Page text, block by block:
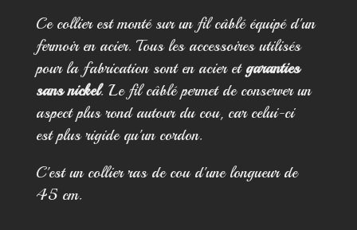
Ce collier est monté sur un fil câblé équipé d'un
fermoir en acier. Tous les accessoires utilisés
pour la fabrication sont en acier et garanties
sans nickel. Le fil câblé permet de conserver un
aspect plus rond autour du cou, car celui-ci
est plus rigide qu'un cordon.
C'est un collier ras de cou d'une longueur de
45 cm.